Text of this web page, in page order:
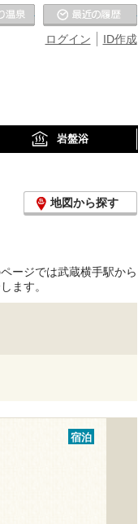
ID作成
ログイン
お気に入りの温泉
岩盤浴
地図から探す
ージでは武蔵横手駅から
ます。
宿泊